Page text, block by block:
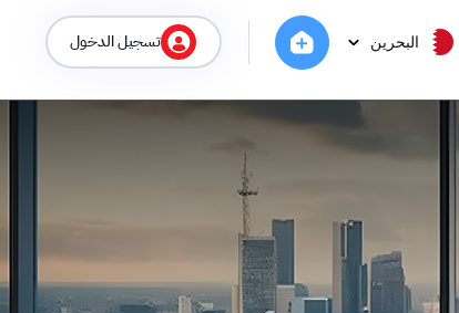
البحرين تسجيل الدخول